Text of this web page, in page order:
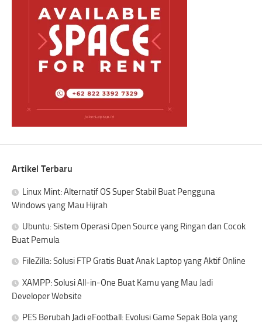
Artikel Terbaru
Linux Mint: Alternatif OS Super Stabil Buat Pengguna
Windows yang Mau Hijrah
Ubuntu: Sistem Operasi Open Source yang Ringan dan Cocok
Buat Pemula
FileZilla: Solusi FTP Gratis Buat Anak Laptop yang Aktif Online
XAMPP: Solusi All-in-One Buat Kamu yang Mau Jadi
Developer Website
PES Berubah Jadi eFootball: Evolusi Game Sepak Bola yang